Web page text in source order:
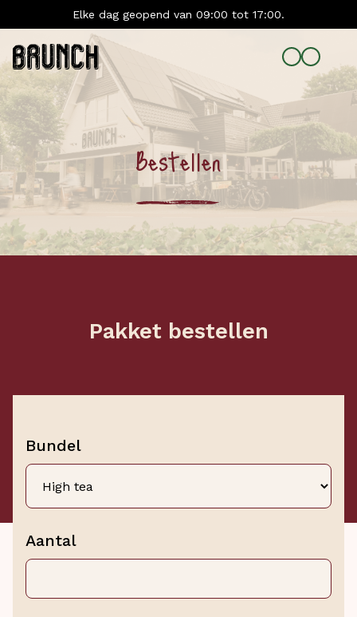
Elke dag geopend van 09:00 tot 17:00.
Bestellen
Pakket bestellen
Bundel
Aantal